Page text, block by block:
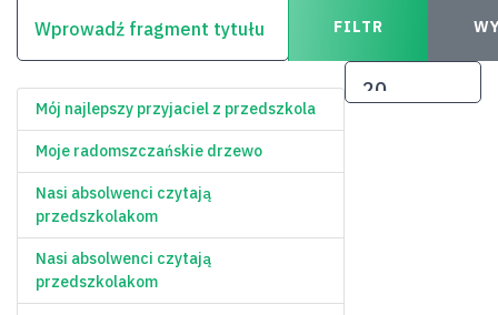
FILTR
POKAŻ #
Mój najlepszy przyjaciel z przedszkola
Moje radomszczańskie drzewo
Nasi absolwenci czytają
przedszkolakom
Nasi absolwenci czytają
przedszkolakom